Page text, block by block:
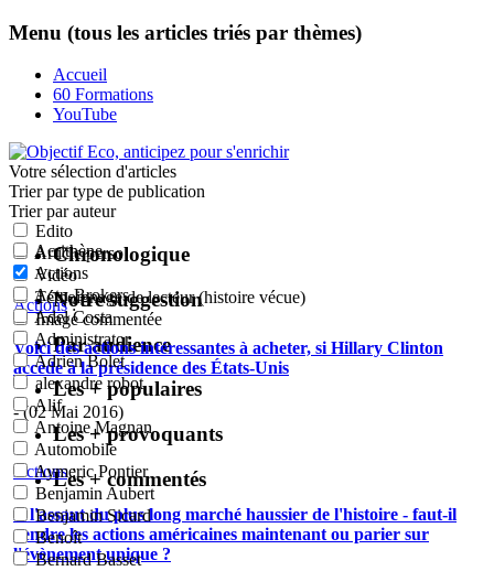
Menu (tous les articles triés par thèmes)
Accueil
60 Formations
YouTube
Votre sélection d'articles
Trier par type de publication
Edito
Article perso
Vidéo
Témoignage de lecteur (histoire vécue)
Image commentée
Trier par auteur
Acrithène
Actions
Actu-Brokers
Adel Costa
Administrator
Adrien Bolet
alexandre robot
Alif
Antoine Magnan
Automobile
Aymeric Pontier
Benjamin Aubert
Benjamin Sicard
Benoît
Bernard Basset
Chronologique
Notre suggestion
Par audience
Les + populaires
Les + provoquants
Les + commentés
Actions:
Voici des actions intéressantes à acheter, si Hillary Clinton
accède à la présidence des États-Unis
- (02 Mai 2016)
Actions:
A l'assaut du plus long marché haussier de l'histoire - faut-il
vendre les actions américaines maintenant ou parier sur
l'évènement unique ?